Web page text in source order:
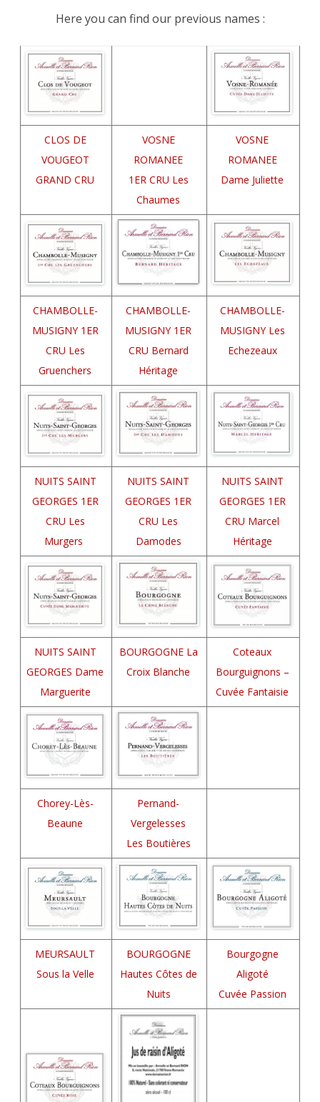
Here you can find our previous names :
CLOS DE
VOUGEOT
GRAND CRU
VOSNE
ROMANEE
1ER CRU Les
Chaumes
VOSNE
ROMANEE
Dame Juliette
CHAMBOLLE-
MUSIGNY 1ER
CRU Les
Gruenchers
CHAMBOLLE-
MUSIGNY 1ER
CRU Bernard
Héritage
CHAMBOLLE-
MUSIGNY Les
Echezeaux
NUITS SAINT
GEORGES 1ER
CRU Les
Murgers
NUITS SAINT
GEORGES 1ER
CRU Les
Damodes
NUITS SAINT
GEORGES 1ER
CRU Marcel
Héritage
NUITS SAINT
GEORGES Dame
Marguerite
BOURGOGNE La
Croix Blanche
Coteaux
Bourguignons –
Cuvée Fantaisie
Chorey-Lès-
Beaune
Pernand-
Vergelesses
Les Boutières
MEURSAULT
Sous la Velle
BOURGOGNE
Hautes Côtes de
Nuits
Bourgogne
Aligoté
Cuvée Passion